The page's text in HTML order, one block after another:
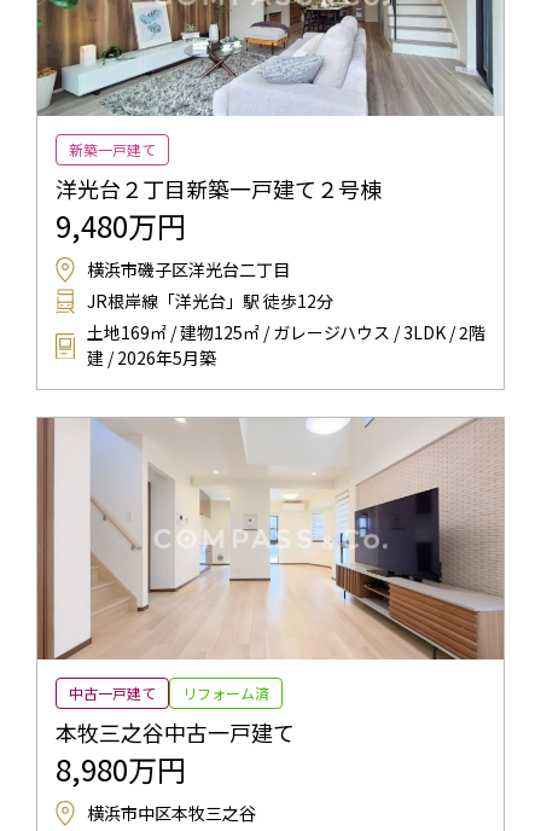
新築一戸建て
洋光台２丁目新築一戸建て２号棟
9,480万円
横浜市磯子区洋光台二丁目
JR根岸線「洋光台」駅 徒歩12分
土地169㎡ / 建物125㎡ / ガレージハウス / 3LDK / 2階
建 / 2026年5月築
中古一戸建て リフォーム済
本牧三之谷中古一戸建て
8,980万円
横浜市中区本牧三之谷